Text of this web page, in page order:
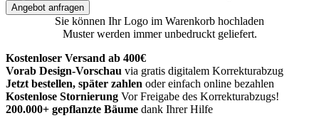
Angebot anfragen
Sie können Ihr Logo im Warenkorb hochladen
Muster werden immer unbedruckt geliefert.
Kostenloser Versand ab 400€
Vorab Design-Vorschau via gratis digitalem Korrekturabzug
Jetzt bestellen, später zahlen oder einfach online bezahlen
Kostenlose Stornierung Vor Freigabe des Korrekturabzugs!
200.000+ gepflanzte Bäume dank Ihrer Hilfe